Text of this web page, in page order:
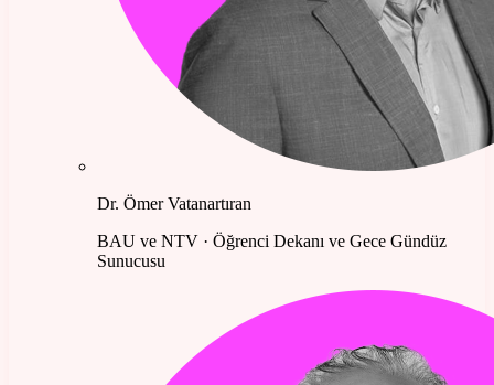
Dr. Ömer Vatanartıran
BAU ve NTV · Öğrenci Dekanı ve Gece Gündüz
Sunucusu